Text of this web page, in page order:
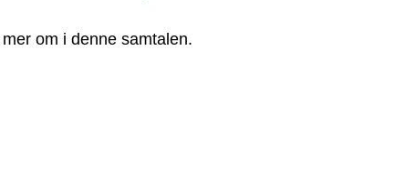
om i denne samtalen.